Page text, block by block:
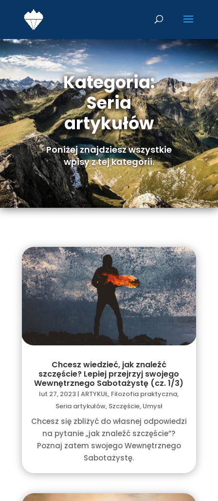
Kategoria:
Seria
artykułów
Poniżej znajdziesz wszystkie
wpisy z tej kategorii.
Chcesz wiedzieć, jak znaleźć
szczęście? Lepiej przejrzyj swojego
Wewnętrznego Sabotażystę (cz. 1/3)
lut 27, 2023 |ARTYKUŁ, Filozofia praktyczna,
Seria artykułów, Szczęście, Umysł
Chcesz się zbliżyć do własnej odpowiedzi
na pytanie „jak znaleźć szczęście”?
Poznaj zatem swojego Wewnętrznego
Sabotażystę.